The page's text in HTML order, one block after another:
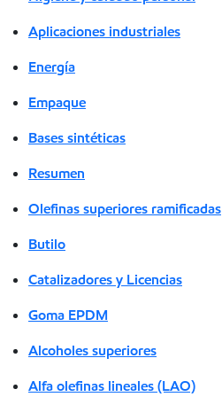
Aplicaciones industriales
Energía
Empaque
Bases sintéticas
Resumen
Olefinas superiores ramificadas
Butilo
Catalizadores y Licencias
Goma EPDM
Alcoholes superiores
Alfa olefinas lineales (LAO)